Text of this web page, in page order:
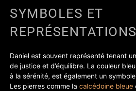
SYMBOLES ET
REPRÉSENTATIONS
Daniel est souvent représenté tenant
de justice et d’équilibre. La couleur
à la sérénité, est également un
Les pierres comme la calcédoine bleue